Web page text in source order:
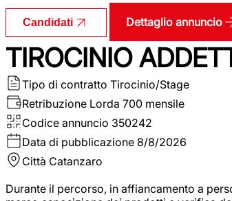
Candidati Dettaglio annuncio
TIROCINIO
Tipo di contratto Tirocinio/Stage
Retribuzione Lorda 700 mensile
Codice annuncio 350242
Data di pubblicazione 8/8/2026
Città Catanzaro
Durante il percorso, in affiancamento a